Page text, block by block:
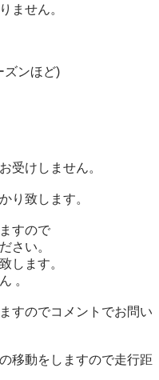
ません。
ズンほど)
受けしません。
り致します。
すので
さい。
します。
。
すのでコメントでお問い
移動をしますので走行距